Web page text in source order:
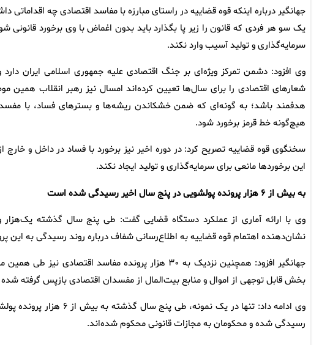
جهانگیر درباره اینکه قوه قضاییه در راستای مبارزه با مفاسد اقتصادی چه
یک سو هر فردی که قانون را زیر پا بگذارد باید بدون اغماض با وی برخورد قانونی
سرمایه‌گذاری و تولید آسیب وارد نکند.
وی افزود: دشمن تمرکز ویژه‌ای بر جنگ اقتصادی علیه جمهوری اسلامی ایران
شعارهای اقتصادی را برای سال‌ها تعیین کرده‌اند امسال نیز رهبر انقلاب همین
هدفمند باشد؛ به گونه‌ای که ضمن خشکاندن ریشه‌ها و بسترهای فساد، با
هیچ‌گونه خط قرمز برخورد شود.
سخنگوی قوه قضاییه تصریح کرد: در دوره اخیر نیز برخورد با فساد در داخل و
این برخوردها مانعی برای سرمایه‌گذاری و تولید ایجاد نکند.
به بیش از ۶ هزار پرونده پولشویی در پنج سال اخیر رسیدگی شده است
نشان‌دهنده اهتمام قوه قضاییه به اطلاع‌رسانی شفاف درباره روند رسیدگی به این
جهانگیر افزود: همچنین نزدیک به ۳۰ هزار پرونده مفاسد
بخش قابل توجهی از اموال و منابع بیت‌المال از مفسدان اقتصادی بازپس گرفته شده
وی ادامه داد: تنها در یک
رسیدگی شده و محکومان به مجازات قانونی محکوم شده‌اند.